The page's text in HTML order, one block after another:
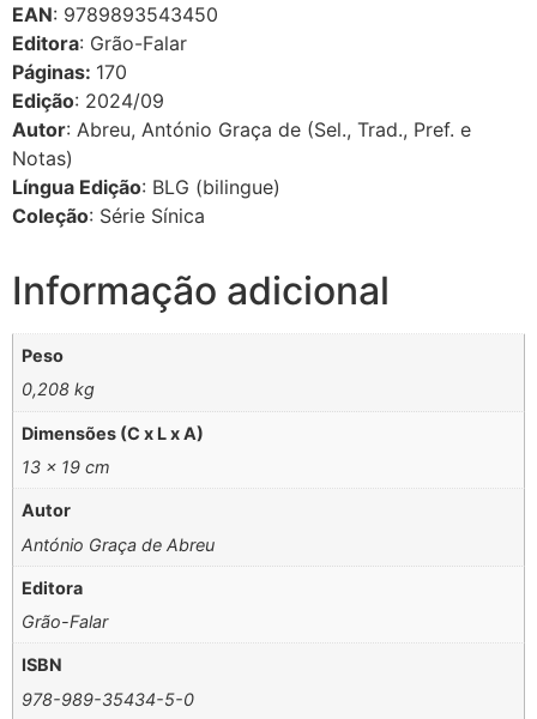
EAN: 9789893543450
Editora: Grão-Falar
Páginas: 170
Edição: 2024/09
Autor: Abreu, António Graça de (Sel., Trad., Pref. e
Notas)
Língua Edição: BLG (bilingue)
Coleção: Série Sínica
Informação adicional
Peso
0,208 kg
Dimensões (C x L x A)
13 × 19 cm
Autor
António Graça de Abreu
Editora
Grão-Falar
ISBN
978-989-35434-5-0